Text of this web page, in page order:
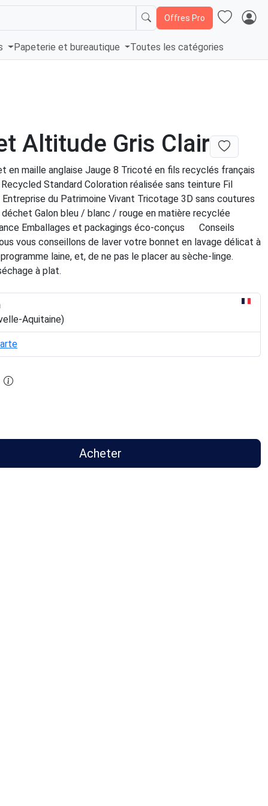
Offres Pro
Papeterie et bureautique Toutes les catégories
Altitude Gris Clair
en maille anglaise Jauge 8 Tricoté en fils recyclés français
Standard Coloration réalisée sans teinture Fil
Entreprise du Patrimoine Vivant Tricotage 3D sans coutures
Galon bleu / blanc / rouge en matière recyclée
Emballages et packagings éco-conçus Conseils
vous conseillons de laver votre bonnet en lavage délicat à
programme laine, et, de ne pas le placer au sèche-linge.
à plat.
Aquitaine)
Acheter